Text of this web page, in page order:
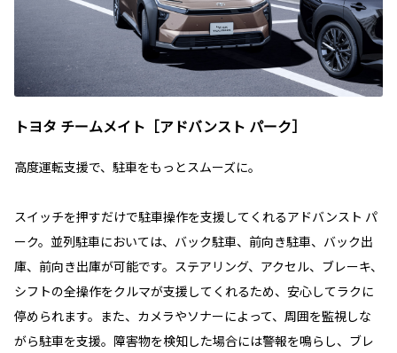
トヨタ チームメイト［アドバンスト パーク］
高度運転支援で、駐車をもっとスムーズに。
スイッチを押すだけで駐車操作を支援してくれるアドバンスト パ
ーク。並列駐車においては、バック駐車、前向き駐車、バック出
庫、前向き出庫が可能です。ステアリング、アクセル、ブレーキ、
シフトの全操作をクルマが支援してくれるため、安心してラクに
停められます。また、カメラやソナーによって、周囲を監視しな
がら駐車を支援。障害物を検知した場合には警報を鳴らし、ブレ